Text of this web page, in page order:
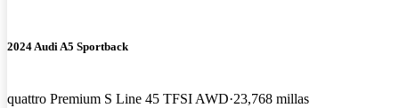
2024 Audi A5 Sportback
quattro Premium S Line 45 TFSI AWD 23,768 millas